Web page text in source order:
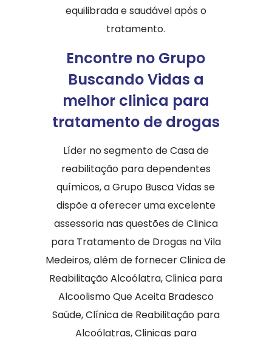
equilibrada e saudável após o
tratamento.
Encontre no Grupo
Buscando Vidas a
melhor clinica para
tratamento de drogas
Líder no segmento de Casa de
reabilitação para dependentes
químicos, a Grupo Busca Vidas se
dispõe a oferecer uma excelente
assessoria nas questões de Clinica
para Tratamento de Drogas na Vila
Medeiros, além de fornecer Clinica de
Reabilitação Alcoólatra, Clinica para
Alcoolismo Que Aceita Bradesco
Saúde, Clínica de Reabilitação para
Alcoólatras, Clinicas para